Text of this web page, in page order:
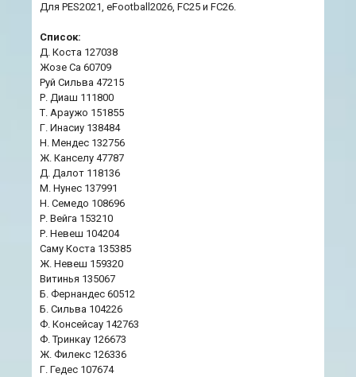
Для PES2021, eFootball2026, FC25 и FC26.
Список:
Д. Коста 127038
Жозе Са 60709
Руй Сильва 47215
Р. Диаш 111800
Т. Араужо 151855
Г. Инасиу 138484
Н. Мендес 132756
Ж. Канселу 47787
Д. Далот 118136
М. Нунес 137991
Н. Семедо 108696
Р. Вейга 153210
Р. Невеш 104204
Саму Коста 135385
Ж. Невеш 159320
Витинья 135067
Б. Фернандес 60512
Б. Сильва 104226
Ф. Консейсау 142763
Ф. Тринкау 126673
Ж. Филекс 126336
Г. Гедес 107674